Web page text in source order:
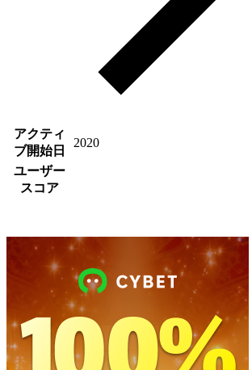
アクティ
ブ開始日
2020
ユーザー
スコア